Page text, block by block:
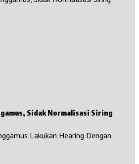
Sidak Normalisasi Siring